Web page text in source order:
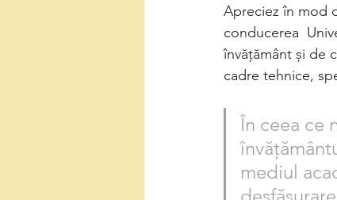
Apreciez în mod
conducerea
învăţământ şi de
cadre tehnice,
În ceea ce
mediul